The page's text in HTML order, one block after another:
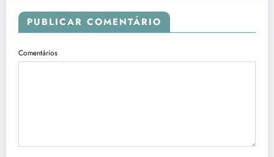
PUBLICAR COMENTÁRIO
Comentários